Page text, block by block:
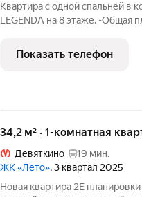
Квартира с одной спальней в
LEGENDA на 8 этаже. -Общая
потолков 2.7 м. Все окна
один
Показать телефон
34,2 м² · 1-комнатная
Девяткино
19 мин.
ЖК «Лето», 3 квартал 2025
Новая квартира 2Е